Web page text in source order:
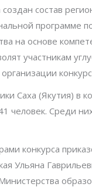
состав
программе
на основе
участникам
Саха (Якутия) в
человек. Среди
конкурса
Ульяна